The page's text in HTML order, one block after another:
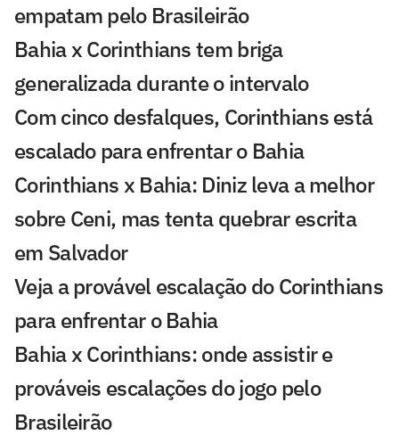
empatam pelo Brasileirão
Bahia x Corinthians tem briga
generalizada durante o intervalo
Com cinco desfalques, Corinthians está
escalado para enfrentar o Bahia
Corinthians x Bahia: Diniz leva a melhor
sobre Ceni, mas tenta quebrar escrita
em Salvador
Veja a provável escalação do Corinthians
para enfrentar o Bahia
Bahia x Corinthians: onde assistir e
prováveis escalações do jogo pelo
Brasileirão